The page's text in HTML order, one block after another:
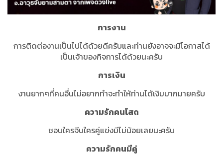
การงาน
การติดต่องานเป็นไปได้ด้วยดีครับและท่านยังอาจจะมีโอกาสได้
เป็นเจ้าของกิจการได้ด้วยนะครับ
การเงิน
งานยากๆที่คนอื่นไม่อยากทำจะทำให้ท่านได้เงิมมากมายครับ
ความรักคนโสด
ชอบใครจีบใครคู่แข่งมีไม่น้อยเลยนะครับ
ความรักคนมีคู่